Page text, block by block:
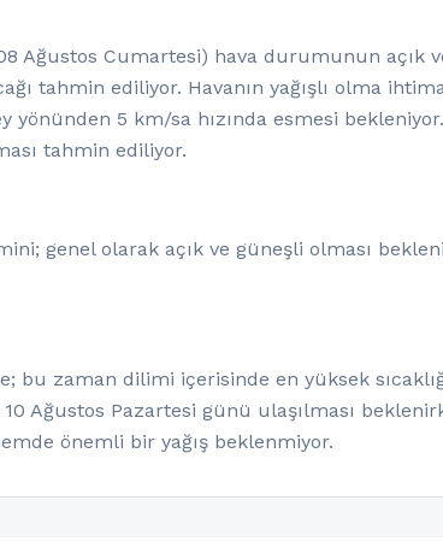
Cumartesi) hava durumunun açık
tahmin ediliyor. Havanın yağışlı olma
yönünden 5 km/sa hızında esmesi
tahmin ediliyor.
genel olarak açık ve güneşli olması
zaman dilimi içerisinde en yüksek
Ağustos Pazartesi günü ulaşılması
önemli bir yağış beklenmiyor.